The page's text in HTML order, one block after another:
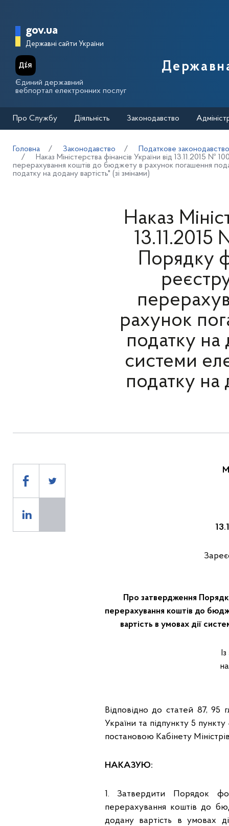
Головна сторінка Державної
gov.ua
Державні сайти України
Єдиний державний
вебпортал електронних послуг
Про Службу Діяльність Законодавство
Головна Законодавство
Податкове законодавство
Наказ Міністерства фінансів України від 13.11.2015
перерахування коштів до бюджету в рахунок погашення
податку на додану вартість" (зі змінами)
Наказ
Порядку
рахунок
податку на
системи
податку на
Про затвердження
перерахування коштів до
вартість в умовах дії
Відповідно до статей 87, 95
України та підпункту 5
постановою Кабінету
НАКАЗУЮ:
1. Затвердити Порядок
перерахування коштів до
додану вартість в умовах